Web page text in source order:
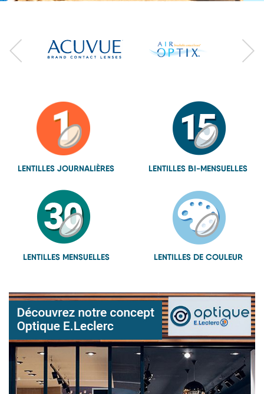
LENTILLES JOURNALIÈRES LENTILLES BI-MENSUELLES
LENTILLES MENSUELLES LENTILLES DE COULEUR